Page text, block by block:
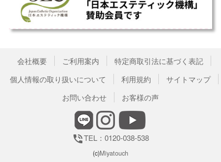
会社概要 ご利用案内
特定商取引法に基づく表記
個人情報の取り扱いについて
利用規約
サイトマップ
お問い合わせ
お客様の声
phone_in_talkTEL：0120-038-538
(c)Miyatouch